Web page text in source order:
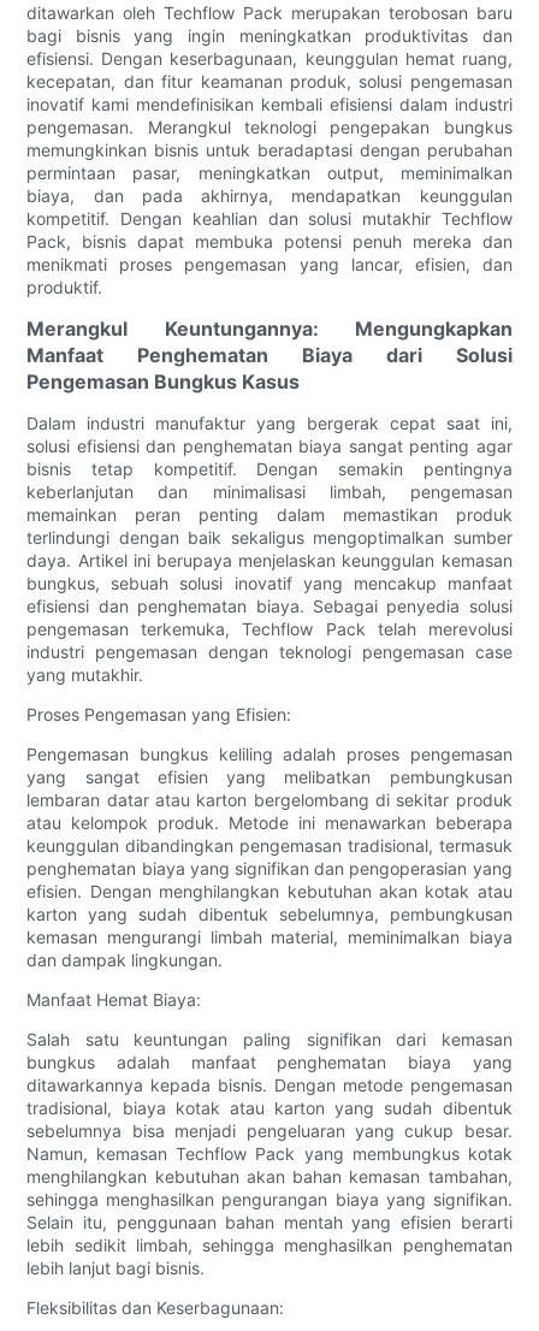
ditawarkan oleh Techflow Pack merupakan terobosan baru
bagi bisnis yang ingin meningkatkan produktivitas dan
efisiensi. Dengan keserbagunaan, keunggulan hemat ruang,
kecepatan, dan fitur keamanan produk, solusi pengemasan
inovatif kami mendefinisikan kembali efisiensi dalam industri
pengemasan. Merangkul teknologi pengepakan bungkus
memungkinkan bisnis untuk beradaptasi dengan perubahan
permintaan pasar, meningkatkan output, meminimalkan
biaya, dan pada akhirnya, mendapatkan keunggulan
kompetitif. Dengan keahlian dan solusi mutakhir Techflow
Pack, bisnis dapat membuka potensi penuh mereka dan
menikmati proses pengemasan yang lancar, efisien, dan
produktif.
Merangkul Keuntungannya: Mengungkapkan
Manfaat Penghematan Biaya dari Solusi
Pengemasan Bungkus Kasus
Dalam industri manufaktur yang bergerak cepat saat ini,
solusi efisiensi dan penghematan biaya sangat penting agar
bisnis tetap kompetitif. Dengan semakin pentingnya
keberlanjutan dan minimalisasi limbah, pengemasan
memainkan peran penting dalam memastikan produk
terlindungi dengan baik sekaligus mengoptimalkan sumber
daya. Artikel ini berupaya menjelaskan keunggulan kemasan
bungkus, sebuah solusi inovatif yang mencakup manfaat
efisiensi dan penghematan biaya. Sebagai penyedia solusi
pengemasan terkemuka, Techflow Pack telah merevolusi
industri pengemasan dengan teknologi pengemasan case
yang mutakhir.
Proses Pengemasan yang Efisien:
Pengemasan bungkus keliling adalah proses pengemasan
yang sangat efisien yang melibatkan pembungkusan
lembaran datar atau karton bergelombang di sekitar produk
atau kelompok produk. Metode ini menawarkan beberapa
keunggulan dibandingkan pengemasan tradisional, termasuk
penghematan biaya yang signifikan dan pengoperasian yang
efisien. Dengan menghilangkan kebutuhan akan kotak atau
karton yang sudah dibentuk sebelumnya, pembungkusan
kemasan mengurangi limbah material, meminimalkan biaya
dan dampak lingkungan.
Manfaat Hemat Biaya:
Salah satu keuntungan paling signifikan dari kemasan
bungkus adalah manfaat penghematan biaya yang
ditawarkannya kepada bisnis. Dengan metode pengemasan
tradisional, biaya kotak atau karton yang sudah dibentuk
sebelumnya bisa menjadi pengeluaran yang cukup besar.
Namun, kemasan Techflow Pack yang membungkus kotak
menghilangkan kebutuhan akan bahan kemasan tambahan,
sehingga menghasilkan pengurangan biaya yang signifikan.
Selain itu, penggunaan bahan mentah yang efisien berarti
lebih sedikit limbah, sehingga menghasilkan penghematan
lebih lanjut bagi bisnis.
Fleksibilitas dan Keserbagunaan: